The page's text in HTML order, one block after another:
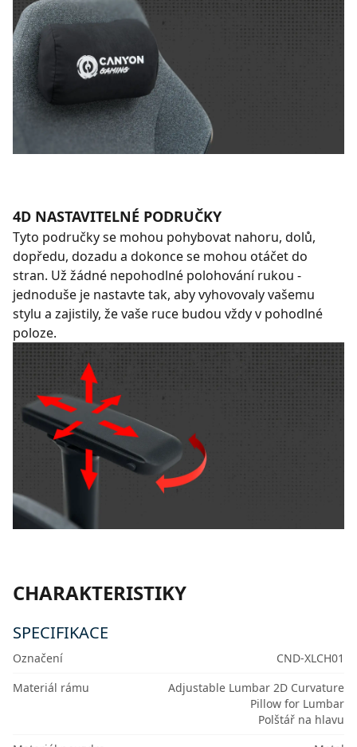
4D NASTAVITELNÉ PODRUČKY
Tyto područky se mohou pohybovat nahoru, dolů,
dopředu, dozadu a dokonce se mohou otáčet do
stran. Už žádné nepohodlné polohování rukou -
jednoduše je nastavte tak, aby vyhovovaly vašemu
stylu a zajistily, že vaše ruce budou vždy v pohodlné
poloze.
CHARAKTERISTIKY
SPECIFIKACE
Označení
CND-XLCH01
Materiál rámu
Adjustable Lumbar 2D Curvature
Pillow for Lumbar
Polštář na hlavu